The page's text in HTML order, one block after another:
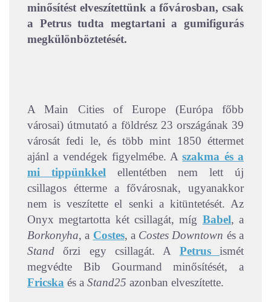
minősítést elveszítettünk a fővárosban, csak
a Petrus tudta megtartani a gumifigurás
megkülönböztetését.
A Main Cities of Europe (Európa főbb
városai) útmutató a földrész 23 országának 39
városát fedi le, és több mint 1850 éttermet
ajánl a vendégek figyelmébe. Aszakma és a
mi tippünkkel ellentétben nem lett új
csillagos étterme a fővárosnak, ugyanakkor
nem is veszítette el senki a kitüntetését. Az
Onyx megtartotta két csillagát, míg Babel, a
Borkonyha, a Costes, a Costes Downtown és a
Stand őrzi egy csillagát. A Petrusismét
megvédte Bib Gourmand minősítését, a
Fricska és a Stand25 azonban elveszítette.